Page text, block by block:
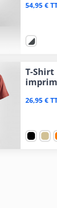
54,95 €
T-
26,95 €